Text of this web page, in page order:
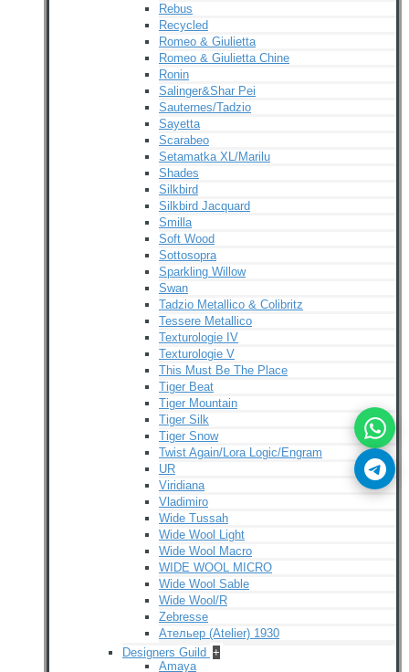
Rebus
Recycled
Romeo & Giulietta
Romeo & Giulietta Chine
Ronin
Salinger&Shar Pei
Sauternes/Tadzio
Sayetta
Scarabeo
Setamatka XL/Marilu
Shades
Silkbird
Silkbird Jacquard
Smilla
Soft Wood
Sottosopra
Sparkling Willow
Swan
Tadzio Metallico & Colibritz
Tessere Metallico
Texturologie IV
Texturologie V
This Must Be The Place
Tiger Beat
Tiger Mountain
Tiger Silk
Tiger Snow
Twist Again/Lora Logic/Engram
UR
Viridiana
Vladimiro
Wide Tussah
Wide Wool Light
Wide Wool Macro
WIDE WOOL MICRO
Wide Wool Sable
Wide Wool/R
Zebresse
Ательер (Atelier) 1930
Designers Guild +
Amaya